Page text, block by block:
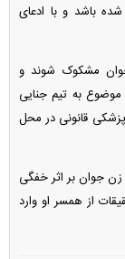
باشد و با ادعای
مشکوک شوند و
به تیم جنایی
قانونی در محل
جوان بر اثر خفگی
از همسر او وارد